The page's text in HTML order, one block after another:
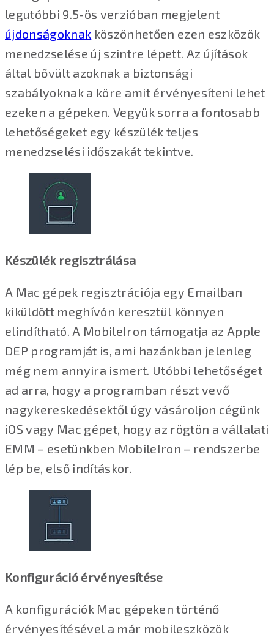
legutóbbi 9.5-ös verzióban megjelent
újdonságoknak köszönhetően ezen eszközök
menedzselése új szintre lépett. Az újítások
által bővült azoknak a biztonsági
szabályoknak a köre amit érvényesíteni lehet
ezeken a gépeken. Vegyük sorra a fontosabb
lehetőségeket egy készülék teljes
menedzselési időszakát tekintve.
Készülék regisztrálása
A Mac gépek regisztrációja egy Emailban
kiküldött meghívón keresztül könnyen
elindítható. A MobileIron támogatja az Apple
DEP programját is, ami hazánkban jelenleg
még nem annyira ismert. Utóbbi lehetőséget
ad arra, hogy a programban részt vevő
nagykereskedésektől úgy vásároljon cégünk
iOS vagy Mac gépet, hogy az rögtön a vállalati
EMM – esetünkben MobileIron – rendszerbe
lép be, első indításkor.
Konfiguráció érvényesítése
A konfigurációk Mac gépeken történő
érvényesítésével a már mobileszközök